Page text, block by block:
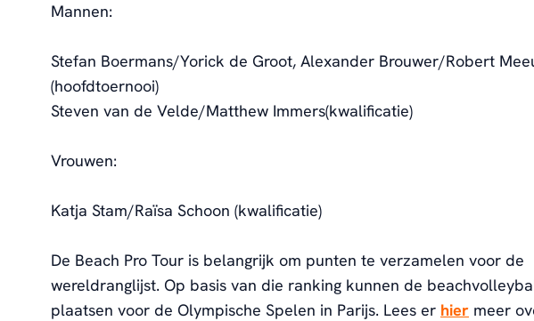
Mannen:
Stefan Boermans/Yorick de Groot, Alexander Brouwer/Robert
(hoofdtoernooi)
Steven van de Velde/Matthew Immers(kwalificatie)
Vrouwen:
Katja Stam/Raïsa Schoon (kwalificatie)
De Beach Pro Tour is belangrijk om punten te verzamelen voor de
wereldranglijst. Op basis van die ranking kunnen de
plaatsen voor de Olympische Spelen in Parijs. Lees er hier meer